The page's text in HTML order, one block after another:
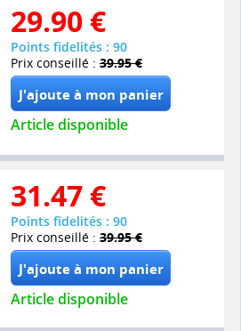
29.90 €
Points fidelités : 90
Prix conseillé : 39.95 €
Article disponible
31.47 €
Points fidelités : 90
Prix conseillé : 39.95 €
Article disponible